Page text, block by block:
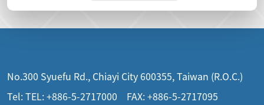
No.300 Syuefu Rd., Chiayi City 600355, Taiwan (R.O.C.)
Tel: TEL: +886-5-2717000 FAX: +886-5-2717095